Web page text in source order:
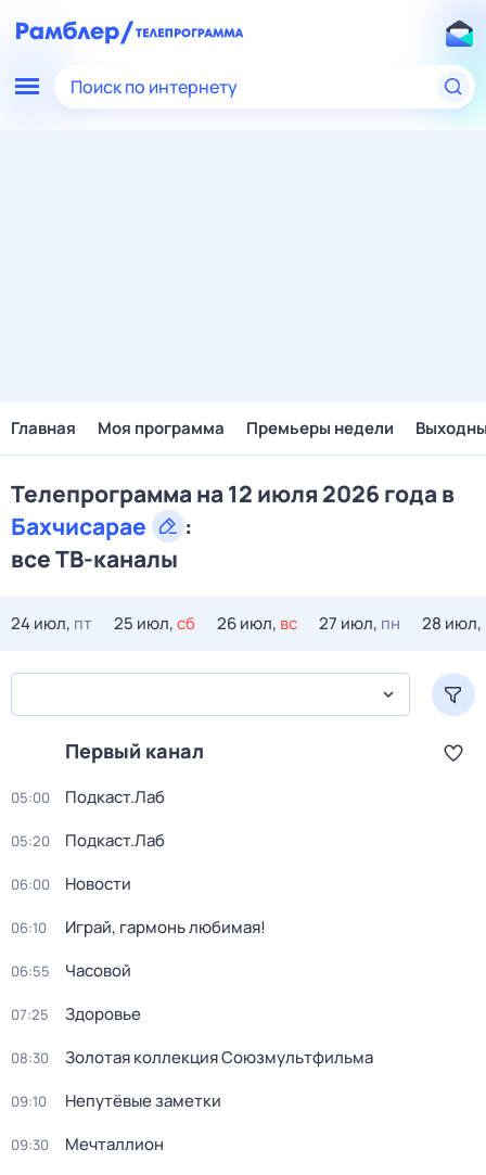
Поиск по интернету
Главная Моя программа Премьеры недели
Телепрограмма на 12 июля 2026 года в
Бахчисарае
:
все ТВ-каналы
24 июл, пт 25 июл,сб 26 июл, вс 27 июл, пн 28 июл,
Первый канал
05:00 Подкаст.Лаб
05:20 Подкаст.Лаб
06:00 Новости
06:10 Играй, гармонь любимая!
06:55 Часовой
07:25 Здоровье
08:30 Золотая коллекция Союзмультфильма
09:10 Непутёвые заметки
09:30 Мечталлион